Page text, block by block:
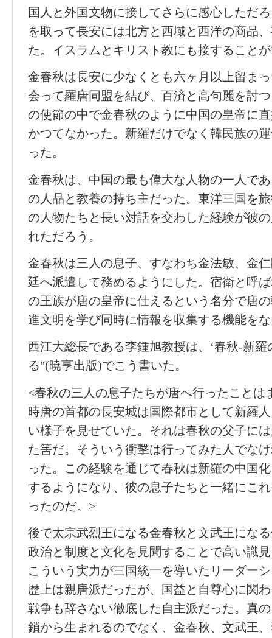
国人と外国文物に接してさらに感心しただ
を取って長安には北方と西域と西洋の商品
た。イスラムとキリスト教にも接すること
金春秋は長安に少なくとも六ヶ月以上留ま
会って羅唐同盟を結び、百済と高句麗を討
の使節の中で金春秋のように中国の皇帝に
かつてなかった。新羅だけでなく韓民族の
った。
金春秋は、中国の最も偉大な人物の一人で
の人品と教養の持ち主だった。東洋三国を
の人物たちと長い対話を交わした経験が彼
れただろう。
金春秋は三人の息子、すなわち金法敏、金
廷へ派遣して務めるようにした。宿衛と呼
の王族が唐の皇帝に仕えるという名分で唐
進文明を学び同時に情報を収集する機能を
西江大総長である李鍾旭教授は、‘春秋-新
る"(暁亨出版)でこう書いた。
<春秋の三人の息子たちが唐へ行ったことは
時唐の首都の長安城は国際都市として新羅
い様子を見せていた。それは春秋の父子に
た筈だ。そういう衝撃は行ってみた人でな
った。この経験を通じて春秋は新羅の中国
するようになり、彼の息子たちと一緒にこ
ったのだ。>
後で太宗武烈王になる金春秋と文武王にな
政治と制度と文化を見聞することで高い識
こういう実力が三国統一を導いたリーダー
歴上は親唐派だったが、国益と自尊心に関
戦争も辞さない徹底した自主派だった。真
鎖から生まれるのでなく、金春秋、文武王